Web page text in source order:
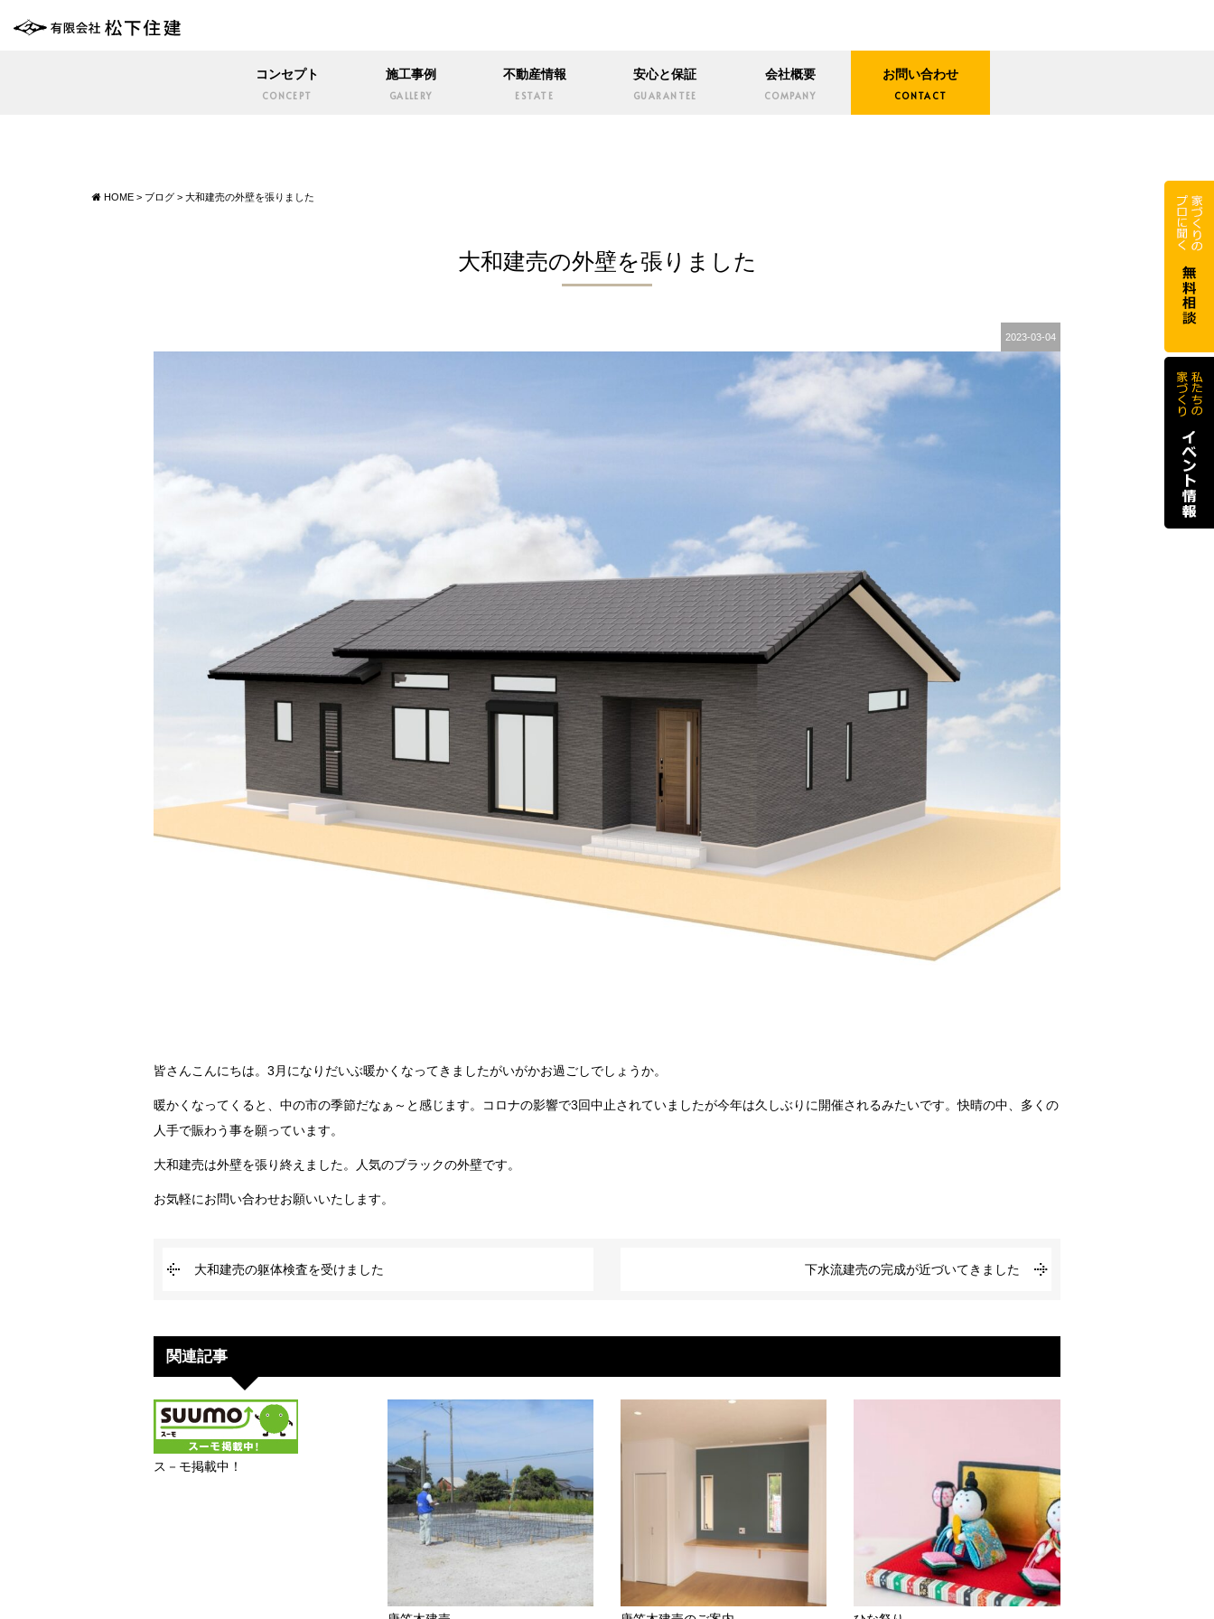
コンセプト
CONCEPT
施工事例
GALLERY
不動産情報
ESTATE
安心と保証
GUARANTEE
会社概要
COMPANY
お問い合わせ
CONTACT
HOME > ブログ > 大和建売の外壁を張りました
大和建売の外壁を張りました
2023-03-04
皆さんこんにちは。3月になりだいぶ暖かくなってきましたがいがかお過ごしでしょうか。
暖かくなってくると、中の市の季節だなぁ～と感じます。コロナの影響で3回中止されていましたが今年は久しぶりに開催されるみたいです。快晴の中、多くの
人手で賑わう事を願っています。
大和建売は外壁を張り終えました。人気のブラックの外壁です。
お気軽にお問い合わせお願いいたします。
大和建売の躯体検査を受けました 下水流建売の完成が近づいてきました
関連記事
ス－モ掲載中！